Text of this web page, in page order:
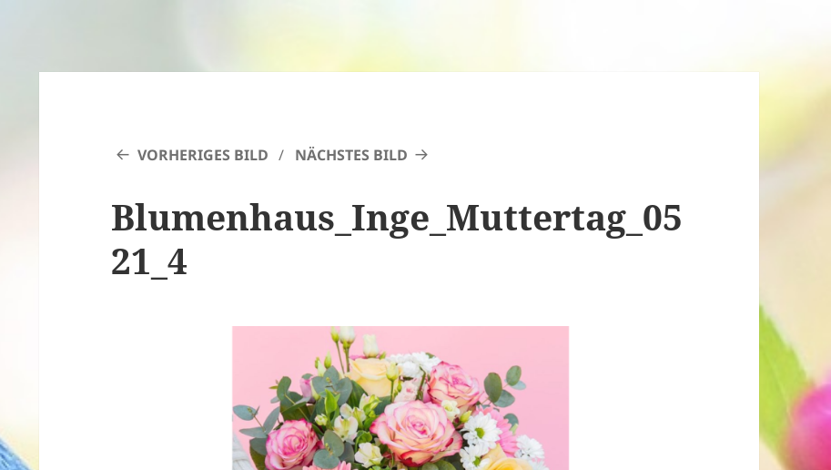
VORHERIGES BILD NÄCHSTES BILD
Blumenhaus_Inge_Muttertag_05
21_4